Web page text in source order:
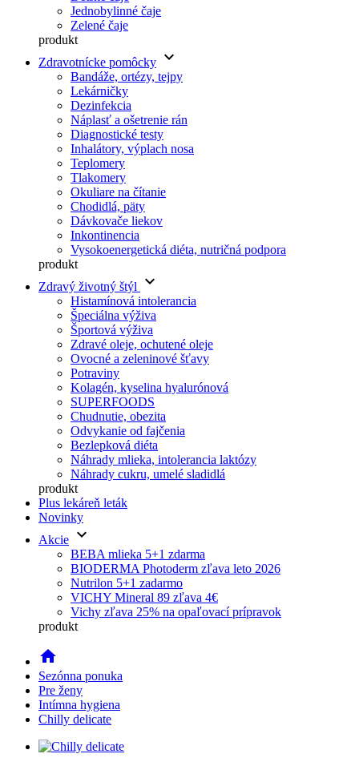
Jednobylinné čaje
Zelené čaje
produkt
Zdravotnícke pomôcky keyboard_arrow_down
Bandáže, ortézy, tejpy
Lekárničky
Dezinfekcia
Náplasť a ošetrenie rán
Diagnostické testy
Inhalátory, výplach nosa
Teplomery
Tlakomery
Okuliare na čítanie
Chodidlá, päty
Dávkovače liekov
Inkontinencia
Vysokoenergetická diéta, nutričná podpora
produkt
Zdravý životný štýl
keyboard_arrow_down
Histamínová intolerancia
Špeciálna výživa
Športová výživa
Zdravé oleje, ochutené oleje
Ovocné a zeleninové šťavy
Potraviny
Kolagén, kyselina hyalurónová
SUPERFOODS
Chudnutie, obezita
Odvykanie od fajčenia
Bezlepková diéta
Náhrady mlieka, intolerancia laktózy
Náhrady cukru, umelé sladidlá
produkt
Plus lekáreň leták
Novinky
Akcie keyboard_arrow_down
BEBA mlieka 5+1 zdarma
BIODERMA Photoderm zľava leto 2026
Nutrilon 5+1 zadarmo
VICHY Mineral 89 zľava 4€
Vichy zľava 25% na opaľovací prípravok
produkt
home
Sezónna ponuka
Pre ženy
Intímna hygiena
Chilly delicate